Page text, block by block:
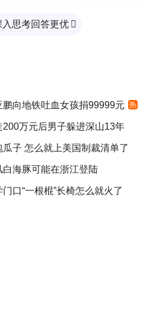
思考回答更优 
鹏向地铁吐血女孩捐99999元 热
200万元后男子躲进深山13年
瓜子 怎么就上美国制裁清单了
白海豚可能在浙江登陆
门口“一根棍”长椅怎么就火了